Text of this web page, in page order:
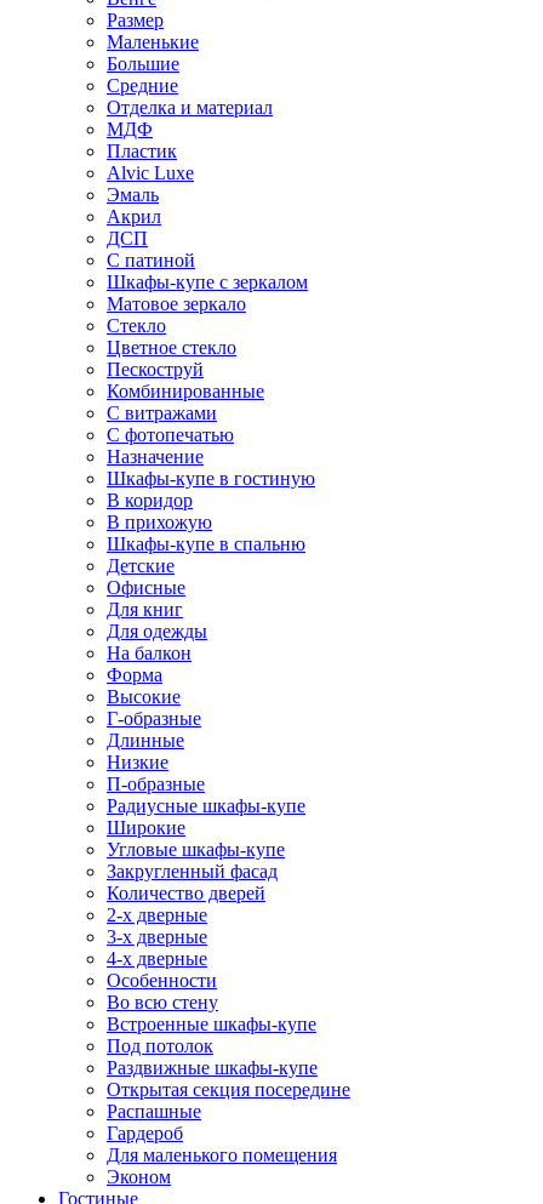
Размер
Маленькие
Большие
Средние
Отделка и материал
МДФ
Пластик
Alvic Luxe
Эмаль
Акрил
ДСП
С патиной
Шкафы-купе с зеркалом
Матовое зеркало
Стекло
Цветное стекло
Пескоструй
Комбинированные
С витражами
С фотопечатью
Назначение
Шкафы-купе в гостиную
В коридор
В прихожую
Шкафы-купе в спальню
Детские
Офисные
Для книг
Для одежды
На балкон
Форма
Высокие
Г-образные
Длинные
Низкие
П-образные
Радиусные шкафы-купе
Широкие
Угловые шкафы-купе
Закругленный фасад
Количество дверей
2-х дверные
3-х дверные
4-х дверные
Особенности
Во всю стену
Встроенные шкафы-купе
Под потолок
Раздвижные шкафы-купе
Открытая секция посередине
Распашные
Гардероб
Для маленького помещения
Эконом
Гостиные